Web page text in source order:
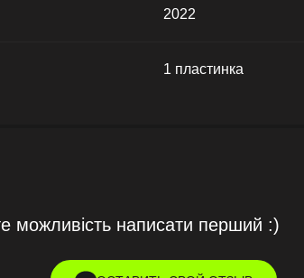
2022
1 пластинка
можливість написати перший :)